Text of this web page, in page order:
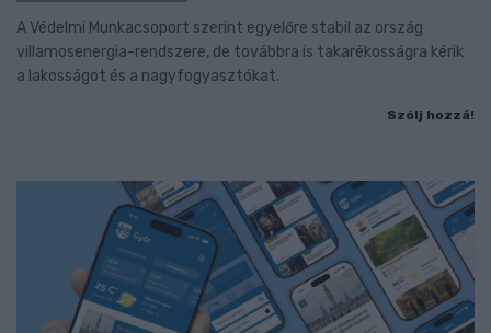
A Védelmi Munkacsoport szerint egyelőre stabil az ország
villamosenergia-rendszere, de továbbra is takarékosságra kérik
a lakosságot és a nagyfogyasztókat.
Szólj hozzá!